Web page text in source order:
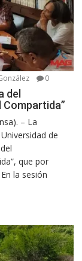
0
del
Compartida”
– La
de
que por
la sesión